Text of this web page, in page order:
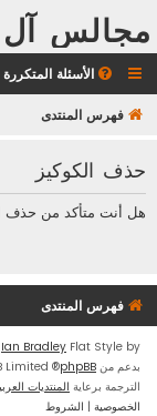
مجالس
الأسئلة المتكررة
فهرس المنتدى
حذف الكوكيز
هل أنت متأكد من حذف
فهرس المنتدى
Flat Style by
Ian Bradley
بدعم من phpBB
® Forum Software © phpBB Limited
الترجمة برعاية المنتديات
الخصوصية | الشروط